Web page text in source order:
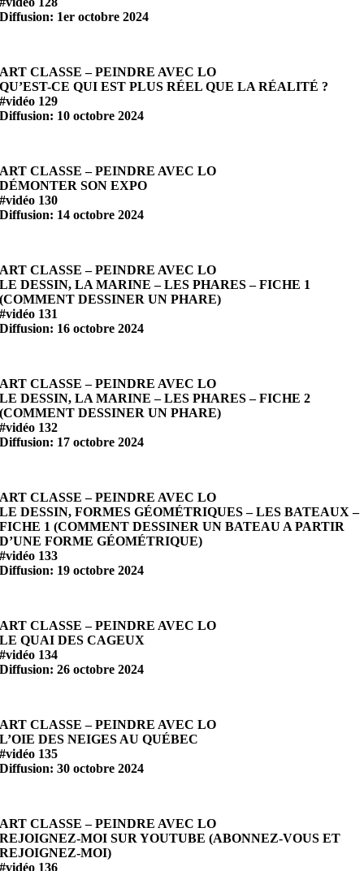
Diffusion: 1er octobre 2024
ART CLASSE – PEINDRE AVEC LO
QU’EST-CE QUI EST PLUS RÉEL QUE LA RÉALITÉ ?
#vidéo 129
Diffusion: 10 octobre 2024
ART CLASSE – PEINDRE AVEC LO
DÉMONTER SON EXPO
#vidéo 130
Diffusion: 14 octobre 2024
ART CLASSE – PEINDRE AVEC LO
LE DESSIN, LA MARINE – LES PHARES – FICHE 1
(COMMENT DESSINER UN PHARE)
#vidéo 131
Diffusion: 16 octobre 2024
ART CLASSE – PEINDRE AVEC LO
LE DESSIN, LA MARINE – LES PHARES – FICHE 2
(COMMENT DESSINER UN PHARE)
#vidéo 132
Diffusion: 17 octobre 2024
ART CLASSE – PEINDRE AVEC LO
LE DESSIN, FORMES GÉOMÉTRIQUES – LES BATEAUX –
FICHE 1 (COMMENT DESSINER UN BATEAU A PARTIR
D’UNE FORME GÉOMÉTRIQUE)
#vidéo 133
Diffusion: 19 octobre 2024
ART CLASSE – PEINDRE AVEC LO
LE QUAI DES CAGEUX
#vidéo 134
Diffusion: 26 octobre 2024
ART CLASSE – PEINDRE AVEC LO
L’OIE DES NEIGES AU QUÉBEC
#vidéo 135
Diffusion: 30 octobre 2024
ART CLASSE – PEINDRE AVEC LO
REJOIGNEZ-MOI SUR YOUTUBE (ABONNEZ-VOUS ET
REJOIGNEZ-MOI)
#vidéo 136